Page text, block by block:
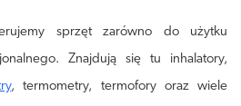
sprzęt zarówno do użytku
Znajdują się tu inhalatory,
, termometry, termofory oraz wiele